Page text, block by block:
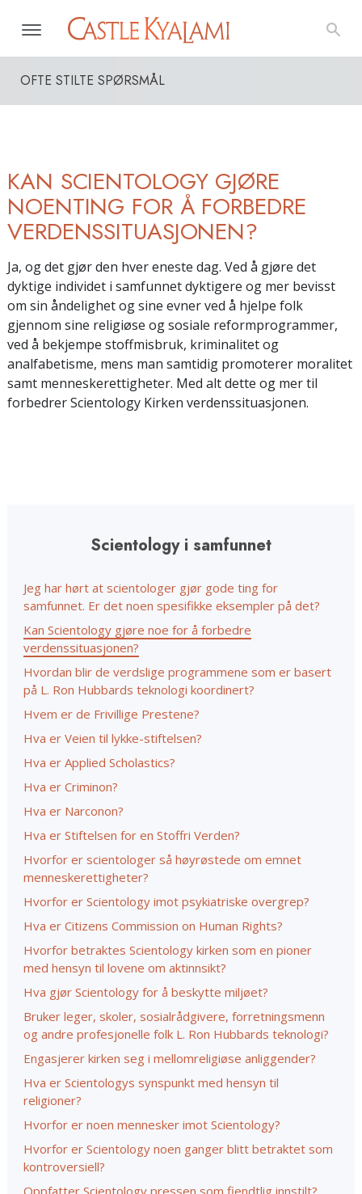
OFTE STILTE SPØRSMÅL
KAN SCIENTOLOGY GJØRE
NOENTING FOR Å FORBEDRE
VERDENSSITUASJONEN?
Ja, og det gjør den hver eneste dag. Ved å gjøre det
dyktige individet i samfunnet dyktigere og mer bevisst
om sin åndelighet og sine evner ved å hjelpe folk
gjennom sine religiøse og sosiale reformprogrammer,
ved å bekjempe stoffmisbruk, kriminalitet og
analfabetisme, mens man samtidig promoterer moralitet
samt menneskerettigheter. Med alt dette og mer til
forbedrer Scientology Kirken verdenssituasjonen.
Scientology i samfunnet
Jeg har hørt at scientologer gjør gode ting for
samfunnet. Er det noen spesifikke eksempler på det?
Kan Scientology gjøre noe for å forbedre
verdenssituasjonen?
Hvordan blir de verdslige programmene som er basert
på L. Ron Hubbards teknologi koordinert?
Hvem er de Frivillige Prestene?
Hva er Veien til lykke-stiftelsen?
Hva er Applied Scholastics?
Hva er Criminon?
Hva er Narconon?
Hva er Stiftelsen for en Stoffri Verden?
Hvorfor er scientologer så høyrøstede om emnet
menneskerettigheter?
Hvorfor er Scientology imot psykiatriske overgrep?
Hva er Citizens Commission on Human Rights?
Hvorfor betraktes Scientology kirken som en pioner
med hensyn til lovene om aktinnsikt?
Hva gjør Scientology for å beskytte miljøet?
Bruker leger, skoler, sosialrådgivere, forretningsmenn
og andre profesjonelle folk L. Ron Hubbards teknologi?
Engasjerer kirken seg i mellomreligiøse anliggender?
Hva er Scientologys synspunkt med hensyn til
religioner?
Hvorfor er noen mennesker imot Scientology?
Hvorfor er Scientology noen ganger blitt betraktet som
kontroversiell?
Oppfatter Scientology pressen som fiendtlig innstilt?